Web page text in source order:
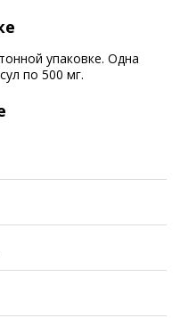
упаковке. Одна
по 500 мг.